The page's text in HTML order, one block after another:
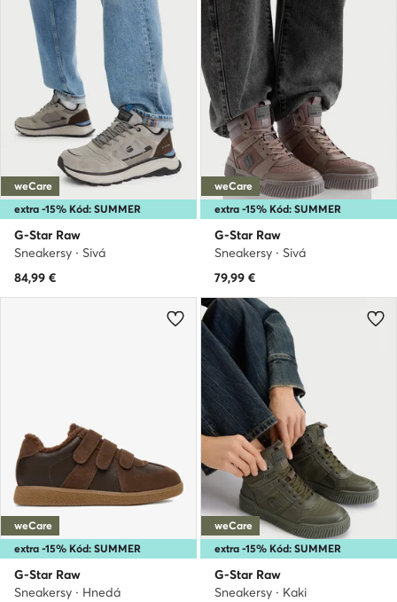
extra -15% Kód: SUMMER
weCare
G-Star Raw
Sneakersy · Sivá
84,99 €
extra -15% Kód: SUMMER
weCare
G-Star Raw
Sneakersy · Sivá
79,99 €
extra -15% Kód: SUMMER
weCare
G-Star Raw
Sneakersy · Hnedá
extra -15% Kód: SUMMER
weCare
G-Star Raw
Sneakersy · Kaki